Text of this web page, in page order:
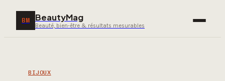
BM BeautyMag
Beauté, bien-être & résultats mesurables
BIJOUX